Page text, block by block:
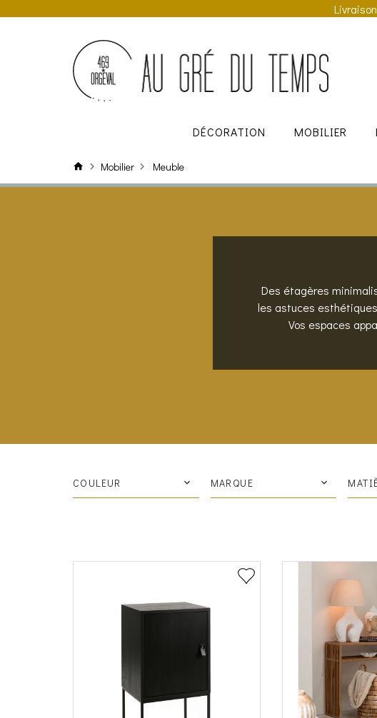
DÉCORATION MOBILIER
Mobilier Meuble
Des étagères
les astuces
Vos espaces
COULEUR MARQUE